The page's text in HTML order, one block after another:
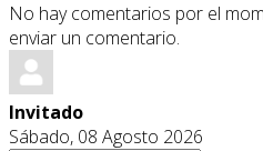
No hay comentarios por el
enviar un comentario.
Invitado
Sábado, 08 Agosto 2026